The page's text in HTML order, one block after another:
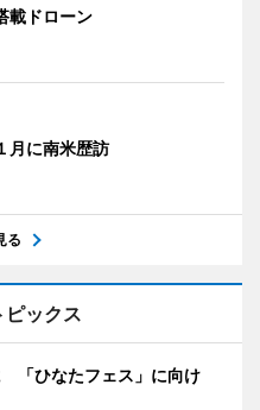
載ドローン
月に南米歴訪
る
ックス
「ひなたフェス」に向け